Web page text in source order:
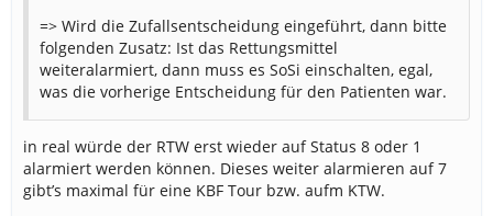
=> Wird die Zufallsentscheidung eingeführt, dann bitte
folgenden Zusatz: Ist das Rettungsmittel
weiteralarmiert, dann muss es SoSi einschalten, egal,
was die vorherige Entscheidung für den Patienten war.
in real würde der RTW erst wieder auf Status 8 oder 1
alarmiert werden können. Dieses weiter alarmieren auf 7
gibt’s maximal für eine KBF Tour bzw. aufm KTW.